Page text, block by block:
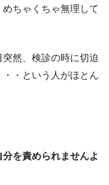
めちゃくちゃ無理して
然、検診の時に切迫
・という人がほとん
分を責められませんよ